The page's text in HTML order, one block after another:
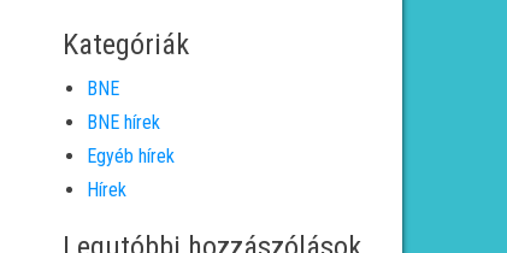
Kategóriák
BNE
BNE hírek
Egyéb hírek
Hírek